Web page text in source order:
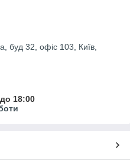
буд 32, офіс 103, Київ,
18:00